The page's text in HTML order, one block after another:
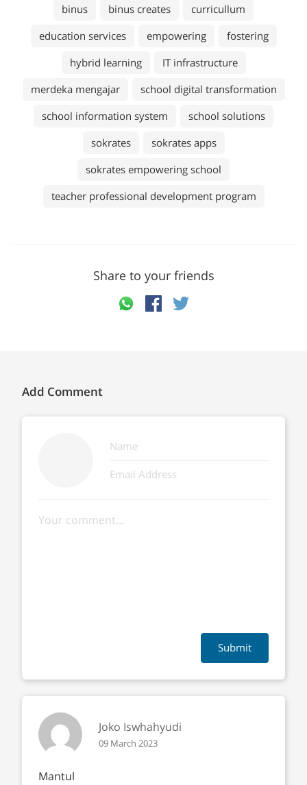
binus binus creates
curricullum
education services
empowering
fostering
hybrid learning
IT infrastructure
merdeka mengajar
school digital transformation
school information system
school solutions
sokrates
sokrates apps
sokrates empowering school
teacher professional development program
Share to your friends
Add Comment
Submit
Joko Iswhahyudi
09 March 2023
Mantul